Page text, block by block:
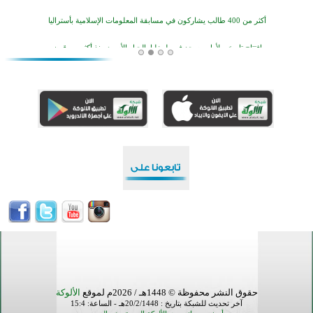
افتتاح تاريخي لأول مسجد في بلييفليا بالجبل الأسود منذ أكثر من قرن
منطقة ريبوفسي تحتفل بميلاد مسجد جديد في أجواء إيمانية مميزة
القرآن والتربية في صدارة البرامج الصيفية للمسلمين في بينزا وساراتوف وموردوفيا هذا العام
اختتام الدورة التاسعة لمسابقة حفظ وتلاوة القرآن الكريم في أزناكاييف
اختتام منافسات قرآنية متميزة في بنغلاديش بمشاركة 3000 متسابق
حقوق النشر محفوظة © 1448هـ / 2026م لموقع الألوكة
آخر تحديث للشبكة بتاريخ : 20/2/1448هـ - الساعة: 15:4